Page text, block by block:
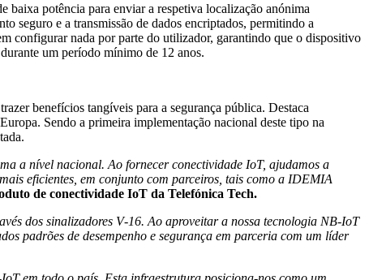
baixa potência para enviar a respetiva localização anónima
seguro e a transmissão de dados encriptados, permitindo a
configurar nada por parte do utilizador, garantindo que o dispositivo
um período mínimo de 12 anos.
benefícios tangíveis para a segurança pública. Destaca
Sendo a primeira implementação nacional deste tipo na
a nível nacional. Ao fornecer conectividade IoT, ajudamos a
eficientes, em conjunto com parceiros, tais como a IDEMIA
de conectividade IoT da Telefónica Tech.
dos sinalizadores V‑16. Ao aproveitar a nossa tecnologia NB‑IoT
padrões de desempenho e segurança em parceria com um líder